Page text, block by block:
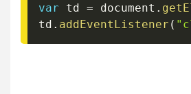
var td = document .
td . addEventListener (